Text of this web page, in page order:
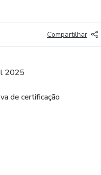
Compartilhar
2025
de certificação